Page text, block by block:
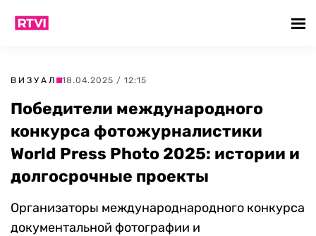
ВИЗУАЛ 18.04.2025 / 12:15
Победители международного
конкурса фотожурналистики
World Press Photo 2025: истории и
долгосрочные проекты
Организаторы международнародного конкурса
документальной фотографии и